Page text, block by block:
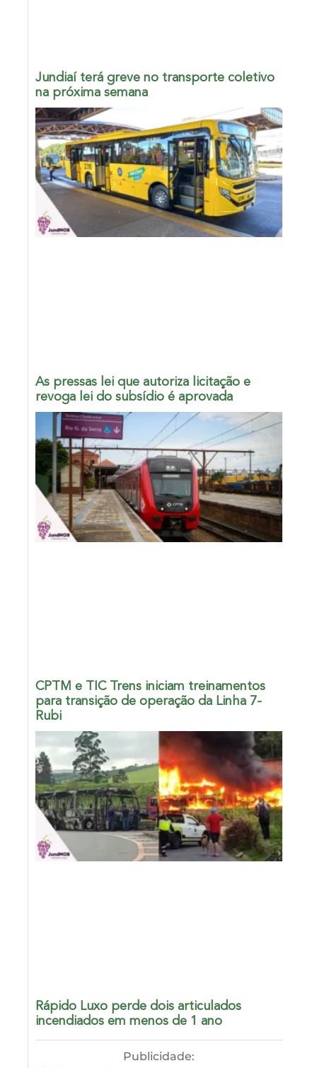
Jundiaí terá greve no transporte coletivo
na próxima semana
As pressas lei que autoriza licitação e
revoga lei do subsídio é aprovada
CPTM e TIC Trens iniciam treinamentos
para transição de operação da Linha 7-
Rubi
Rápido Luxo perde dois articulados
incendiados em menos de 1 ano
Publicidade: